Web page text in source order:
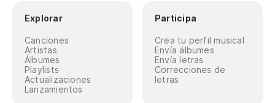
Explorar
Canciones
Artistas
Álbumes
Playlists
Actualizaciones
Lanzamientos
Participa
Crea tu perfil musical
Envía álbumes
Envía letras
Correcciones de
letras